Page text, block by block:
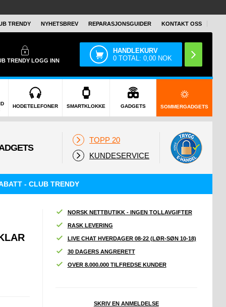
TRENDY NYHETSBREV REPARASJONSGUIDER KONTAKT OSS
TRENDYLOGG INN
HANDLEKURV
0 TOTAL:0,00 NOK
HODETELEFONER SMARTKLOKKE GADGETS SOMMERGADGETS
TOPP 20
KUNDESERVICE
- CLUB TRENDY
NORSK NETTBUTIKK - INGEN TOLLAVGIFTER
RASK LEVERING
LIVE CHAT HVERDAGER 08-22 (LØR-SØN 10-18)
30 DAGERS ANGRERETT
OVER 8.000.000 TILFREDSE KUNDER
SKRIV EN ANMELDELSE